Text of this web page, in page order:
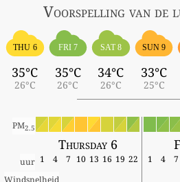
Voorspelling van
THU 6
35°C
26°C
FRI 7
35°C
26°C
SAT 8
34°C
26°C
SUN 9
33°C
25°C
PM2.5
Thursday 6
uur 1 4 7 10 13 16 19 22 1 4 7
Windsnelheid